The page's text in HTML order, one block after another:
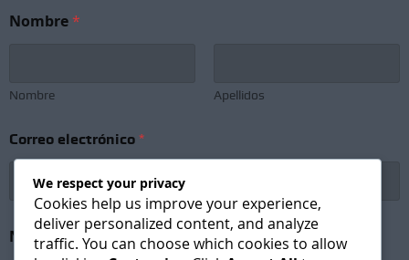
Nombre*
Nombre Apellidos
u
b
i
p
Correo electrónico *
Newsletter Subscription*
We respect your privacy
Cookies help us improve your experience,
deliver personalized content, and analyze
traffic. You can choose which cookies to allow